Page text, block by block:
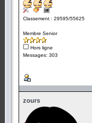
Classement : 29595/55625
Membre Senior
Hors ligne
Messages: 303
zours